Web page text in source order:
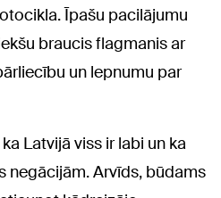
Īpašu pacilājumu
braucis flagmanis ar
un lepnumu par
Latvijā viss ir labi un ka
negācijām. Arvīds, būdams